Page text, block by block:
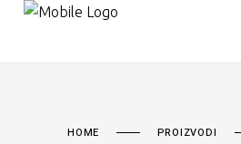
HOME PROIZVODI